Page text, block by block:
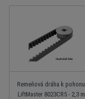
Remeňová dráha k pohonu
LiftMaster 8023CR5 - 2,3 m